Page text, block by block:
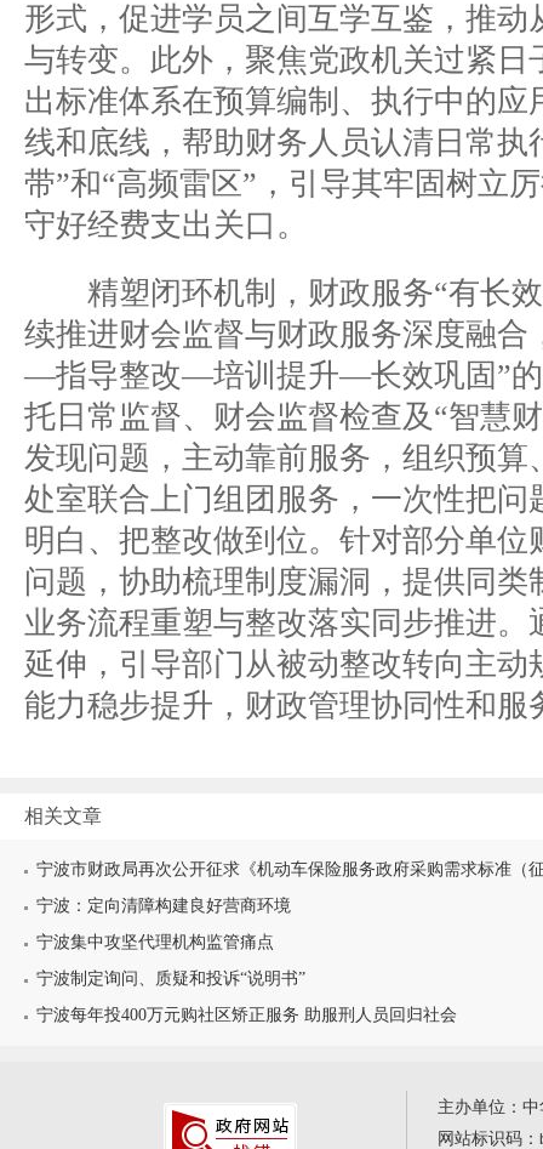
形式，促进学员之间互学互鉴，推动
与转变。此外，聚焦党政机关过紧日
出标准体系在预算编制、执行中的应
线和底线，帮助财务人员认清日常执
带”和“高频雷区”，引导其牢固树立
守好经费支出关口。
精塑闭环机制，财政服务“有长
续推进财会监督与财政服务深度融合
—指导整改—培训提升—长效巩固”的
托日常监督、财会监督检查及“智慧
发现问题，主动靠前服务，组织预算
处室联合上门组团服务，一次性把问
明白、把整改做到位。针对部分单位
问题，协助梳理制度漏洞，提供同类
业务流程重塑与整改落实同步推进。
延伸，引导部门从被动整改转向主动
能力稳步提升，财政管理协同性和服
相关文章
宁波市财政局再次公开征求《机动车保险服务政府采购需求标准（
宁波：定向清障构建良好营商环境
宁波集中攻坚代理机构监管痛点
宁波制定询问、质疑和投诉“说明书”
宁波每年投400万元购社区矫正服务 助服刑人员回归社会
主办单位：
网站标识码：